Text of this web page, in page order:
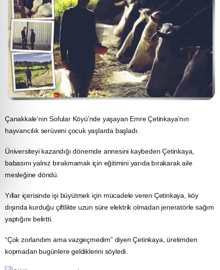
Çanakkale’nin Sofular Köyü’nde yaşayan Emre Çetinkaya’nın
hayvancılıkserüveni çocuk yaşlarda başladı.
Üniversiteyi kazandığı dönemde annesini kaybeden Çetinkaya,
babasını yalnız bırakmamak için eğitimini yarıda bırakarakaile
mesleğine döndü.
Yıllar içerisinde işi büyütmek için mücadele veren Çetinkaya, köy
dışında kurduğu çiftlikte uzun süre elektrik olmadan jeneratörle sağım
yaptığını belirtti.
“Çok zorlandım ama vazgeçmedim” diyen Çetinkaya, üretimden
kopmadan bugünlere geldiklerini söyledi.